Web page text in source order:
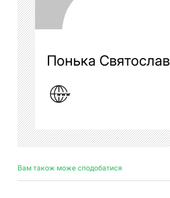
Понька Святослав
Вам також може сподобатися